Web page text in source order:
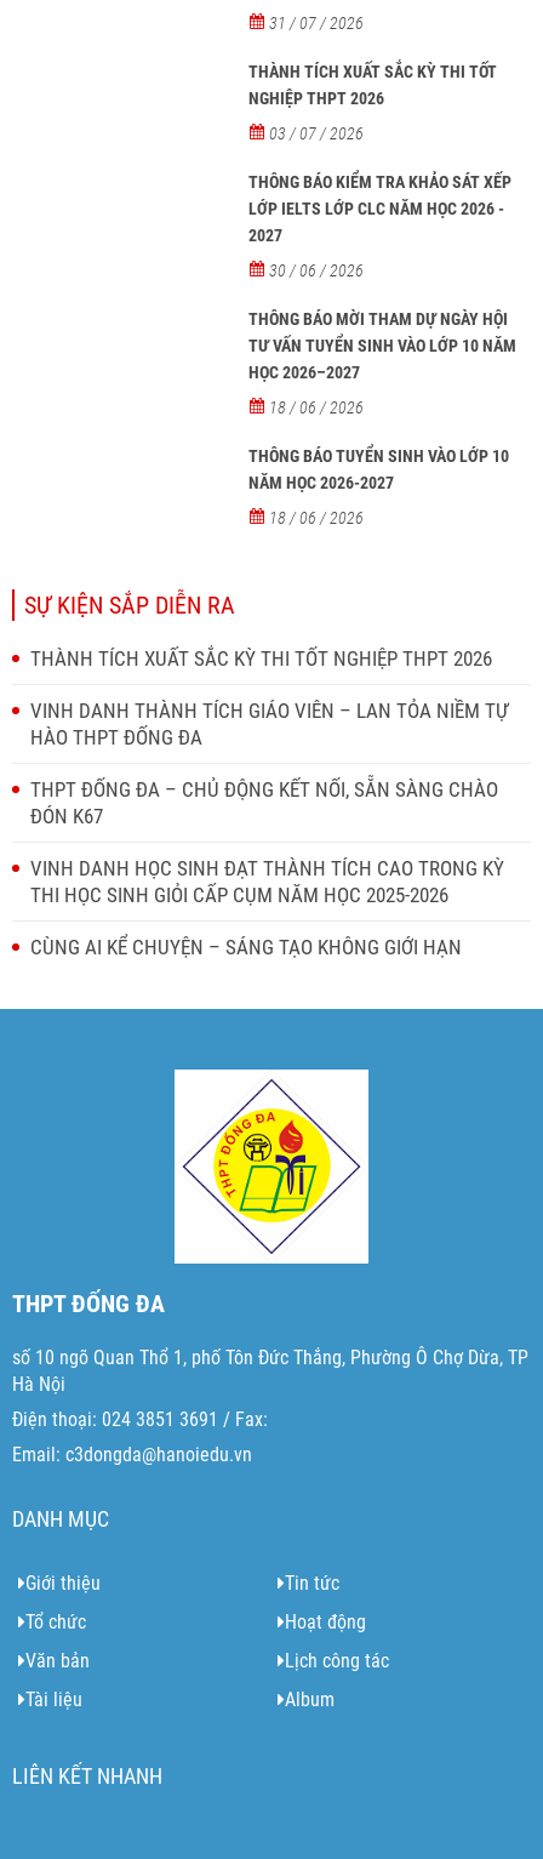
tại các trường từ năm học 2026-2027
31 / 07 / 2026
THÀNH TÍCH XUẤT SẮC KỲ THI TỐT
NGHIỆP THPT 2026
03 / 07 / 2026
THÔNG BÁO KIỂM TRA KHẢO SÁT XẾP
LỚP IELTS LỚP CLC NĂM HỌC 2026 -
2027
30 / 06 / 2026
THÔNG BÁO MỜI THAM DỰ NGÀY HỘI
TƯ VẤN TUYỂN SINH VÀO LỚP 10 NĂM
HỌC 2026–2027
18 / 06 / 2026
THÔNG BÁO TUYỂN SINH VÀO LỚP 10
NĂM HỌC 2026-2027
18 / 06 / 2026
SỰ KIỆN SẮP DIỄN RA
THÀNH TÍCH XUẤT SẮC KỲ THI TỐT NGHIỆP THPT 2026
VINH DANH THÀNH TÍCH GIÁO VIÊN – LAN TỎA NIỀM TỰ
HÀO THPT ĐỐNG ĐA
THPT ĐỐNG ĐA – CHỦ ĐỘNG KẾT NỐI, SẴN SÀNG CHÀO
ĐÓN K67
VINH DANH HỌC SINH ĐẠT THÀNH TÍCH CAO TRONG KỲ
THI HỌC SINH GIỎI CẤP CỤM NĂM HỌC 2025-2026
CÙNG AI KỂ CHUYỆN – SÁNG TẠO KHÔNG GIỚI HẠN
THPT ĐỐNG ĐA
số 10 ngõ Quan Thổ 1, phố Tôn Đức Thắng, Phường Ô Chợ Dừa, TP
Hà Nội
Điện thoại: 024 3851 3691 / Fax:
Email: c3dongda@hanoiedu.vn
DANH MỤC
Giới thiệu
Tin tức
Tổ chức
Hoạt động
Văn bản
Lịch công tác
Tài liệu
Album
LIÊN KẾT NHANH